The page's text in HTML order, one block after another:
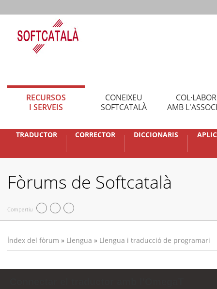
RECURSOS
I SERVEIS
CONEIXEU
SOFTCATALÀ
AMB
TRADUCTOR CORRECTOR DICCIONARIS
Fòrums de Softcatalà
Compartiu
Índex del fòrum » Llengua » Llengua i traducció de programari